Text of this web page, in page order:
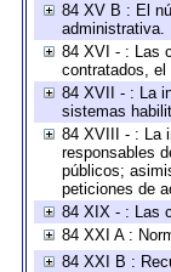
84 XV B : El
administrativa.
84 XVI - : Las
contratados, el
84 XVII - : La
sistemas
84 XVIII - : La
responsables
públicos;
peticiones de
84 XIX - : Las
84 XXI A :
84 XXI B :